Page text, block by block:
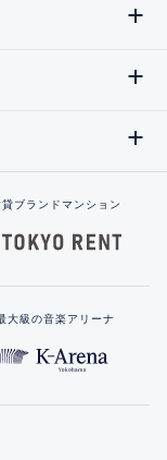
ブランドマンション
大級の音楽アリーナ